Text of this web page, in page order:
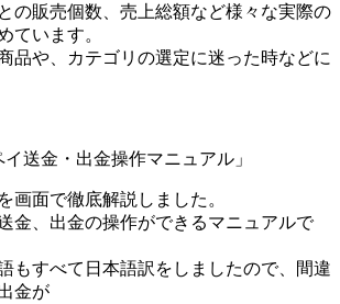
の販売個数、売上総額など様々な実際の
ています。
品や、カテゴリの選定に迷った時などに
送金・出金操作マニュアル」
画面で徹底解説しました。
金、出金の操作ができるマニュアルで
もすべて日本語訳をしましたので、間違
金が